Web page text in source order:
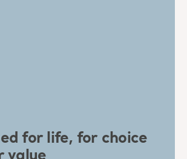
for life, for choice